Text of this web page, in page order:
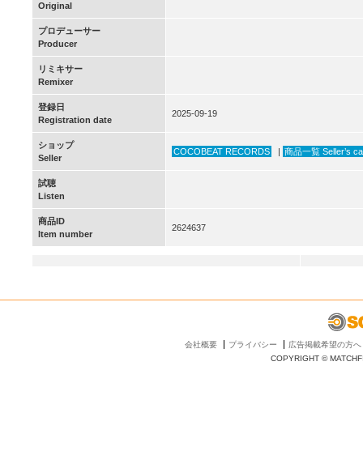
Original
プロデューサー
Producer
リミキサー
Remixer
登録日
Registration date
2025-09-19
ショップ
Seller
COCOBEAT RECORDS | 商品一覧 Seller’s
試聴
Listen
商品ID
Item number
2624637
会社概要 プライバシー
広告掲載希望の方へ
COPYRIGHT ©